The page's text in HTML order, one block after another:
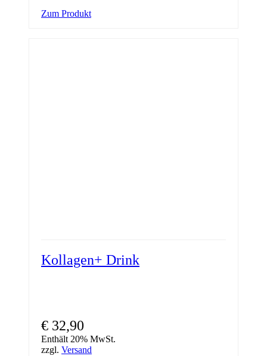
Zum Produkt
Kollagen+ Drink
€ 32,90
Enthält 20% MwSt.
zzgl. Versand